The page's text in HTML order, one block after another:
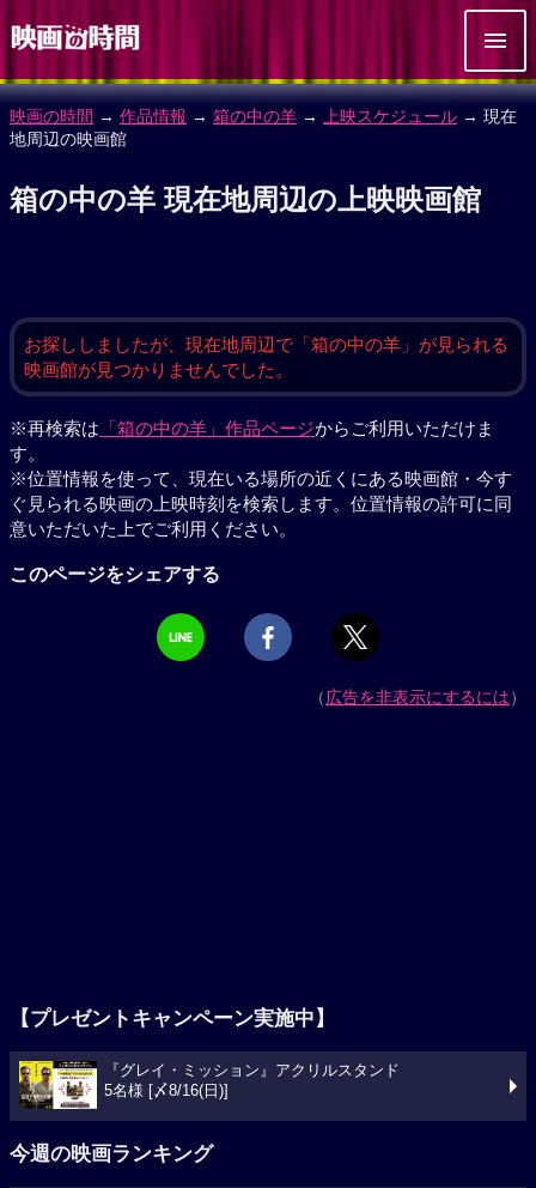
映画の時間 → 作品情報 → 箱の中の羊 → 上映スケジュール → 現在
地周辺の映画館
箱の中の羊 現在地周辺の上映映画館
お探ししましたが、現在地周辺で「箱の中の羊」が見られる
映画館が見つかりませんでした。
※再検索は 「箱の中の羊」作品ページからご利用いただけま
す。
※位置情報を使って、現在いる場所の近くにある映画館・今す
ぐ見られる映画の上映時刻を検索します。位置情報の許可に同
意いただいた上でご利用ください。
このページをシェアする
（広告を非表示にするには）
【プレゼントキャンペーン実施中】
『グレイ・ミッション』アクリルスタンド
5名様 [〆8/16(日)]
今週の映画ランキング